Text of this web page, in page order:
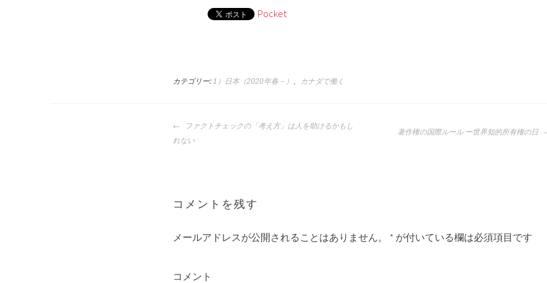
Pocket
カテゴリー: 1）日本（2020年春－） 、 カナダで働く
投
稿
ー
シ
ョ
ン
ファクトチェックの「考え方」は人を助けるかもし
れない
著作権の国際ルール ー世界知的所有権の日
コメントを残す
メールアドレスが公開されることはありません。 * が付いている欄は必須項目です
コメント